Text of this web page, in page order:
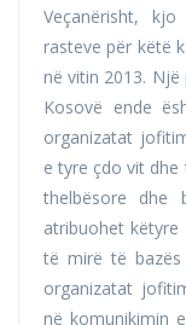
Veçanërisht,
rasteve për këtë
në vitin 2013. Një
Kosovë ende
organizatat
e tyre çdo vit
thelbësore dhe
atribuohet
të mirë të
organizatat
në komunikimin